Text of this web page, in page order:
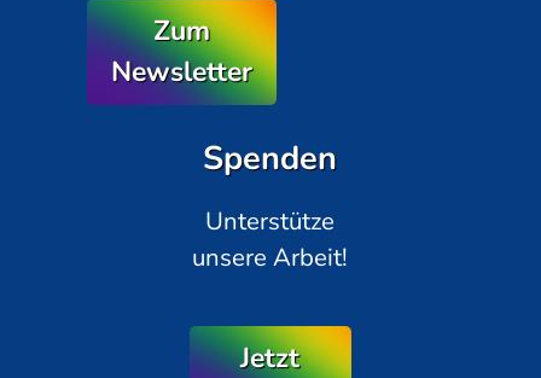
Zum
Newsletter
Spenden
Unterstütze
unsere Arbeit!
Jetzt